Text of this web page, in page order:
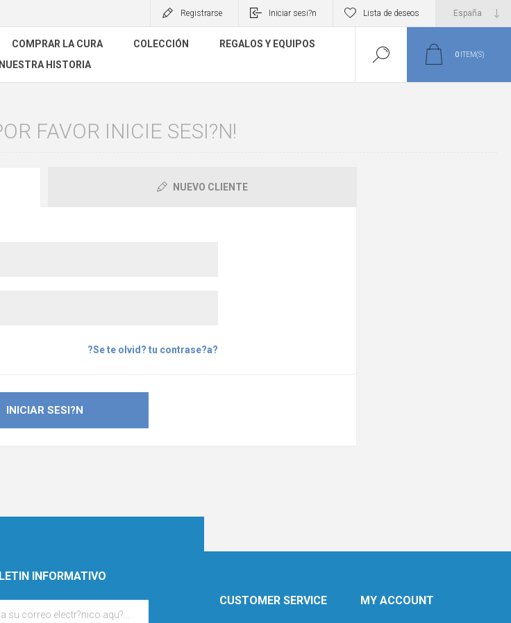
Registrarse Iniciar sesi?n Lista de deseos
COMPRAR LA CURA COLECCIÓN
REGALOS Y EQUIPOS
NUESTRA HISTORIA
0 ITEM(S)
FAVOR INICIE SESI?N!
NUEVO CLIENTE
?Se te olvid? tu contrase?a?
INFORMATIVO
CUSTOMER SERVICE MY ACCOUNT